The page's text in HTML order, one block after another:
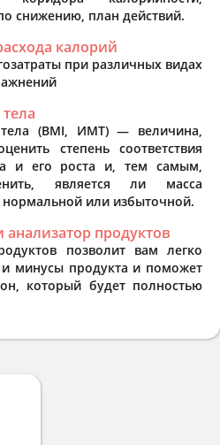
снижению, план действий.
калорий
при различных видах
(BMI, ИМТ) — величина,
степень соответствия
и его роста и, тем самым,
является ли масса
нормальной или избыточной.
анализатор продуктов
позволит вам легко
минусы продукта и поможет
который будет полностью